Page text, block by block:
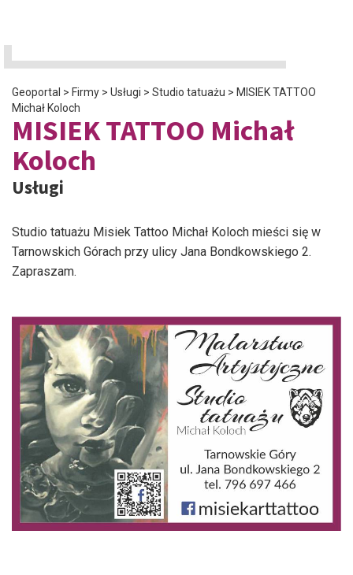
Geoportal > Firmy > Usługi > Studio tatuażu > MISIEK TATTOO
Michał Koloch
MISIEK TATTOO Michał
Koloch
Usługi
Studio tatuażu Misiek Tattoo Michał Koloch mieści się w
Tarnowskich Górach przy ulicy Jana Bondkowskiego 2.
Zapraszam.